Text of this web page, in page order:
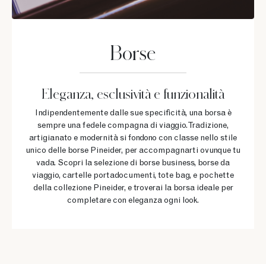
Borse
Eleganza, esclusività e funzionalità
Indipendentemente dalle sue specificità, una borsa è
sempre una fedele compagna di viaggio. Tradizione,
artigianato e modernità si fondono con classe nello stile
unico delle borse Pineider, per accompagnarti ovunque tu
vada. Scopri la selezione di borse business, borse da
viaggio, cartelle portadocumenti, tote bag, e pochette
della collezione Pineider, e troverai la borsa ideale per
completare con eleganza ogni look.